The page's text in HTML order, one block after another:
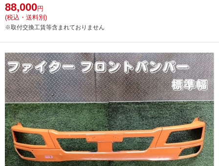
88,000円
(税込・送料別)
※取付交換工賃等含まれておりません